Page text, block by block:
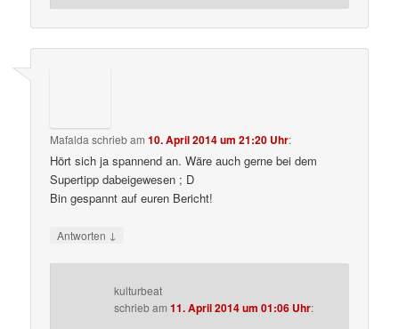
Mafalda schriebam10. April 2014 um 21:20 Uhr:
Hört sich ja spannend an. Wäre auch gerne bei dem
Supertipp dabeigewesen ; D
Bin gespannt auf euren Bericht!
Antworten ↓
kulturbeat
schriebam11. April 2014 um 01:06 Uhr: